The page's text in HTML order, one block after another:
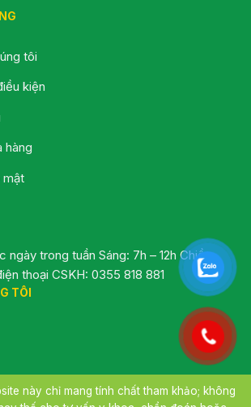
tôi
kiện
hàng
mật
trong tuần Sáng: 7h – 12h Chiều:
thoại CSKH: 0355 818 881
TÔI
này chỉ mang tính chất tham khảo; không